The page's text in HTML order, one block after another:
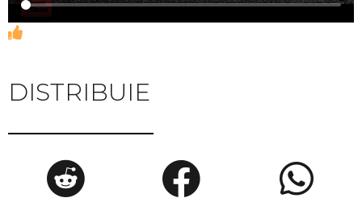
DISTRIBUIE